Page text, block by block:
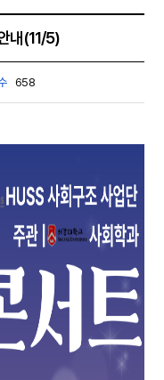
내(11/5)
658